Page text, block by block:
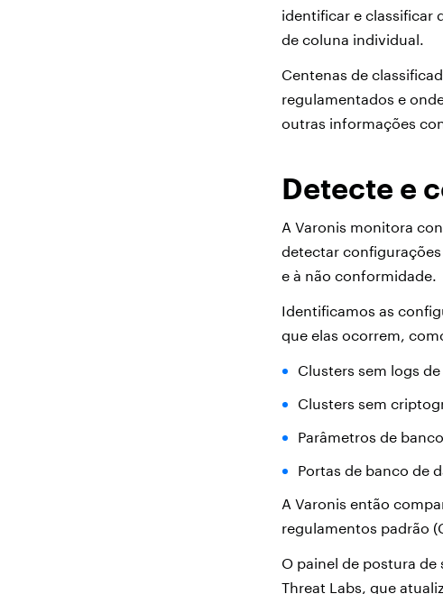
identificar e classificar
de coluna individual.
Centenas de
regulamentados e
outras informações
Detecte e
A Varonis monitora
detectar
e à não conformidade.
Identificamos as
que elas ocorrem,
Clusters sem logs
Clusters sem
Parâmetros de
Portas de banco de
A Varonis então
regulamentos padrão
O painel de postura
Threat Labs, que